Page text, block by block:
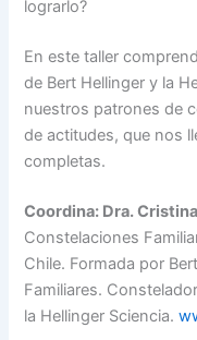
lograrlo?
En este taller
de Bert Hellinger y la
nuestros patrones de
de actitudes, que nos
completas.
Coordina: Dra.
Constelaciones
Chile. Formada por
Familiares.
la Hellinger Sciencia.